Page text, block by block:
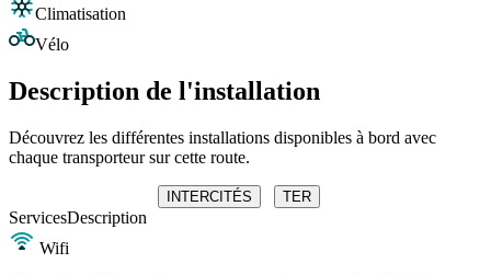
Climatisation
Vélo
Description de l'installation
Découvrez les différentes installations disponibles à bord avec
chaque transporteur sur cette route.
INTERCITÉS TER
ServicesDescription
Wifi